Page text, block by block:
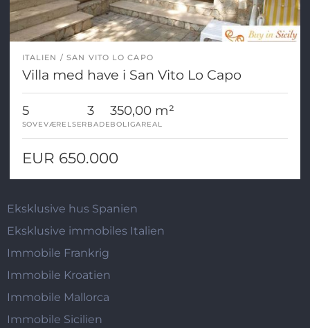
ITALIEN SAN VITO LO CAPO
Villa med have i San Vito Lo Capo
5
SOVEVÆRELSER
3
BADE
350,00 m²
BOLIGAREAL
EUR 650.000
Eksklusive hus Spanien
Eksklusive immobiles Italien
Immobile Frankrig
Immobile Kroatien
Immobile Mallorca
Immobile Sicilien